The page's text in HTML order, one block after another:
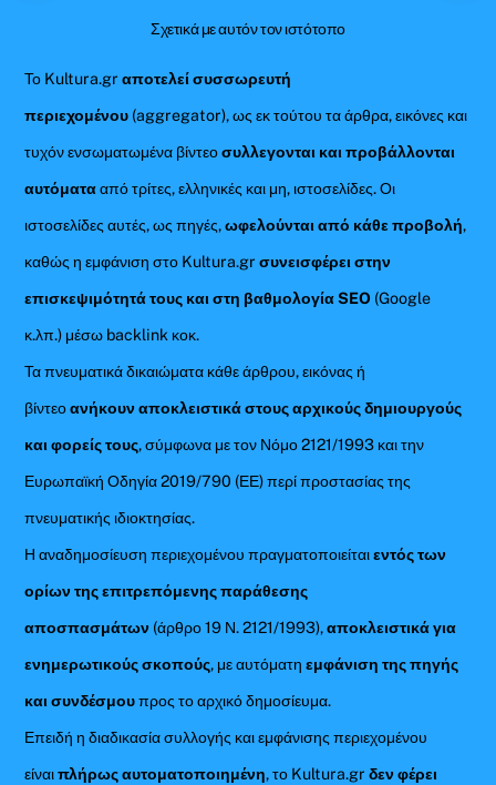
Σχετικά με αυτόν τον ιστότοπο
Το Kultura.grαποτελεί συσσωρευτή
περιεχομένου (aggregator), ως εκ τούτου τα άρθρα, εικόνες και
τυχόν ενσωματωμένα βίντεοσυλλεγονται και προβάλλονται
αυτόματααπό τρίτες, ελληνικές και μη, ιστοσελίδες. Οι
ιστοσελίδες αυτές, ως πηγές,ωφελούνται από κάθε προβολή,
καθώς η εμφάνιση στο Kultura.gr συνεισφέρει στην
επισκεψιμότητά τους και στη βαθμολογία SEO (Google
κ.λπ.) μέσω backlink κοκ.
Τα πνευματικά δικαιώματα κάθε άρθρου, εικόνας ή
βίντεοανήκουν αποκλειστικά στους αρχικούς δημιουργούς
και φορείς τους, σύμφωνα με τον Νόμο 2121/1993 και την
Ευρωπαϊκή Οδηγία 2019/790 (ΕΕ) περί προστασίας της
πνευματικής ιδιοκτησίας.
Η αναδημοσίευση περιεχομένου πραγματοποιείταιεντός των
ορίων της επιτρεπόμενης παράθεσης
αποσπασμάτων (άρθρο 19 Ν. 2121/1993),αποκλειστικά για
ενημερωτικούς σκοπούς, με αυτόματηεμφάνιση της πηγής
και συνδέσμουπρος το αρχικό δημοσίευμα.
Επειδή η διαδικασία συλλογής και εμφάνισης περιεχομένου
είναιπλήρως αυτοματοποιημένη, το Kultura.grδεν φέρει